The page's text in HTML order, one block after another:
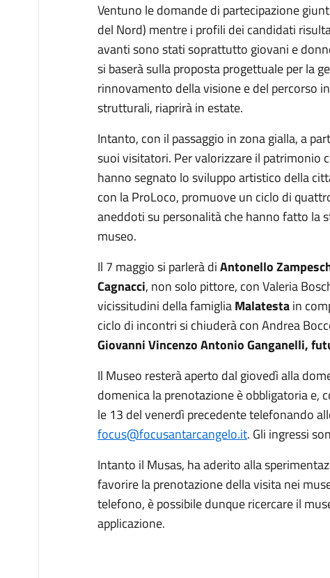
Ventuno le domande di partecipazione
del Nord) mentre i profili dei candidati
avanti sono stati soprattutto giovani e
si baserà sulla proposta progettuale per la
rinnovamento della visione e del percorso
strutturali, riaprirà in estate.
Intanto, con il passaggio in zona gialla, a
suoi visitatori. Per valorizzare il patrimonio
hanno segnato lo sviluppo artistico della
con la ProLoco, promuove un ciclo di
aneddoti su personalità che hanno fatto la
museo.
Il 7 maggio si parlerà diAntonello
Cagnacci, non solo pittore, con Valeria
vicissitudini della famigliaMalatestain
ciclo di incontri si chiuderà con Andrea
Giovanni Vincenzo Antonio Ganganelli,
Il Museo resterà aperto dal giovedì alla
domenica la prenotazione è obbligatoria e,
le 13 del venerdì precedente telefonando
focus@focusantarcangelo.it. Gli ingressi
Intanto il Musas, ha aderito alla
favorire la prenotazione della visita nei
telefono, è possibile dunque ricercare il
applicazione.